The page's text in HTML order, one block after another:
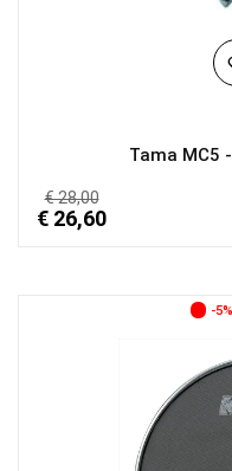
Tama MC5
€ 28,00
€ 26,60
-5%